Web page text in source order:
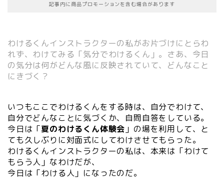
記事内に商品プロモーションを含む場合があります
わけるくんインストラクターの私がお片づけにとらわ
れず、わけてみる「気分でわけるくん」。さあ、今日
の気分は何がどんな風に反映されていて、どんなこと
にきづく？
いつもここでわけるくんをする時は、自分でわけて、
自分でどんなことに気づくか、自問自答をしている。
今日は「夏のわけるくん体験会 」の場を利用して、と
ても久しぶりに対面式にしてわけさせてもらった。
わけるくんインストラクターの私は、本来は「わけて
もらう人」なわけだが、
今日は「わける人」になったのだ。